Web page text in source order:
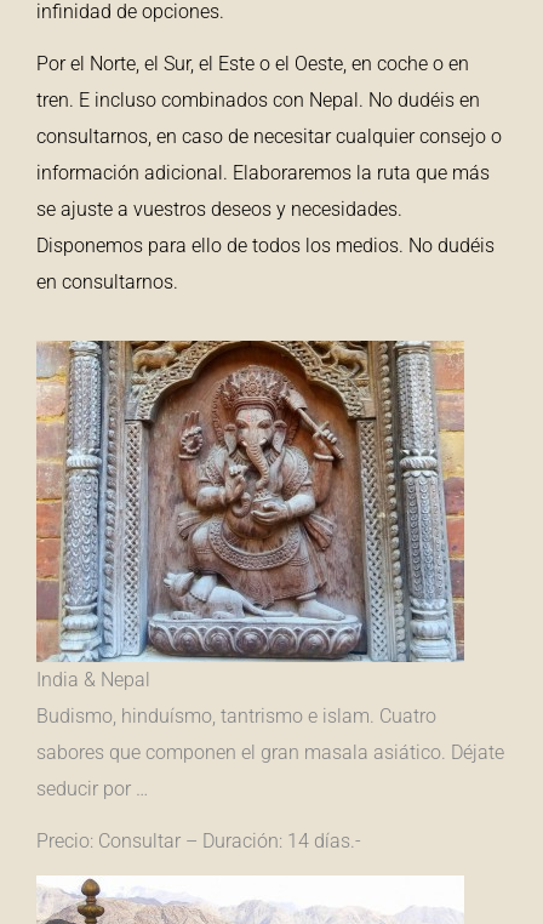
infinidad de opciones.
Por el Norte, el Sur, el Este o el Oeste, en coche o en
tren. E incluso combinados con Nepal. No dudéis en
consultarnos, en caso de necesitar cualquier consejo o
información adicional. Elaboraremos la ruta que más
se ajuste a vuestros deseos y necesidades.
Disponemos para ello de todos los medios. No dudéis
en consultarnos.
India & Nepal
Budismo, hinduísmo, tantrismo e islam. Cuatro
sabores que componen el gran masala asiático. Déjate
seducir por …
Precio: Consultar – Duración: 14 días.-